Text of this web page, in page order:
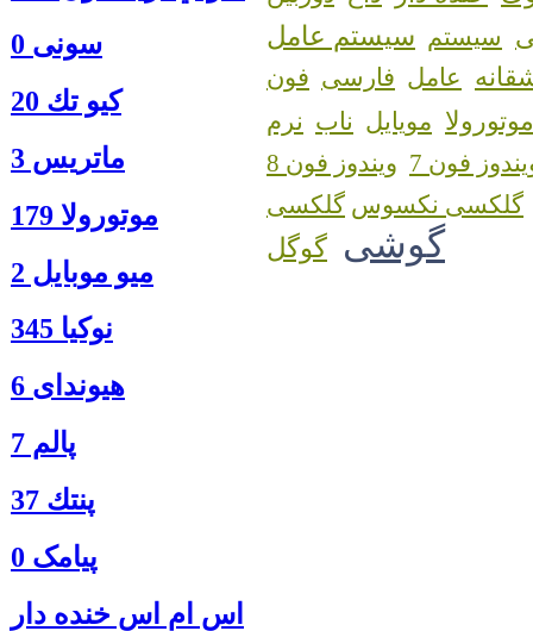
سونی 0
كيو تك 20
ماتريس 3
موتورولا 179
ميو موبايل 2
نوكيا 345
هیوندای 6
پالم 7
پنتك 37
پیامک 0
اس ام اس خنده دار
سیستم سیستم عامل
عامل فارسی فون
موتورولا مویایل ناب نرم
فون 7
ویندوز فون 8
گلکسی نکسوس
گوشی گوگل